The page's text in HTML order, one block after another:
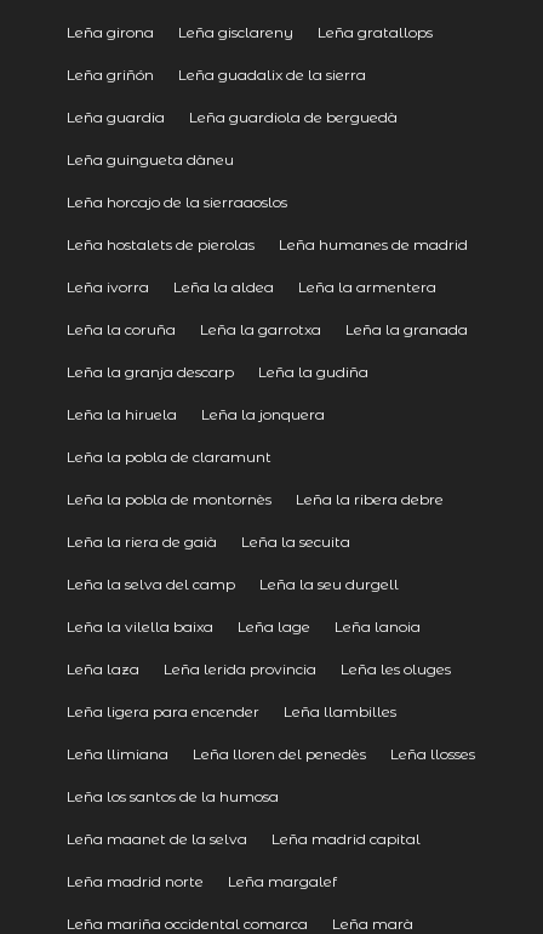
Leña girona Leña gisclareny Leña gratallops
Leña griñón Leña guadalix de la sierra
Leña guardia Leña guardiola de berguedà
Leña guingueta dàneu
Leña horcajo de la sierraaoslos
Leña hostalets de pierolas Leña humanes de madrid
Leña ivorra Leña la aldea Leña la armentera
Leña la coruña Leña la garrotxa Leña la granada
Leña la granja descarp Leña la gudiña
Leña la hiruela Leña la jonquera
Leña la pobla de claramunt
Leña la pobla de montornès Leña la ribera debre
Leña la riera de gaià Leña la secuita
Leña la selva del camp Leña la seu durgell
Leña la vilella baixa Leña lage Leña lanoia
Leña laza Leña lerida provincia Leña les oluges
Leña ligera para encender Leña llambilles
Leña llimiana Leña lloren del penedès Leña llosses
Leña los santos de la humosa
Leña maanet de la selva Leña madrid capital
Leña madrid norte Leña margalef
Leña mariña occidental comarca Leña marà